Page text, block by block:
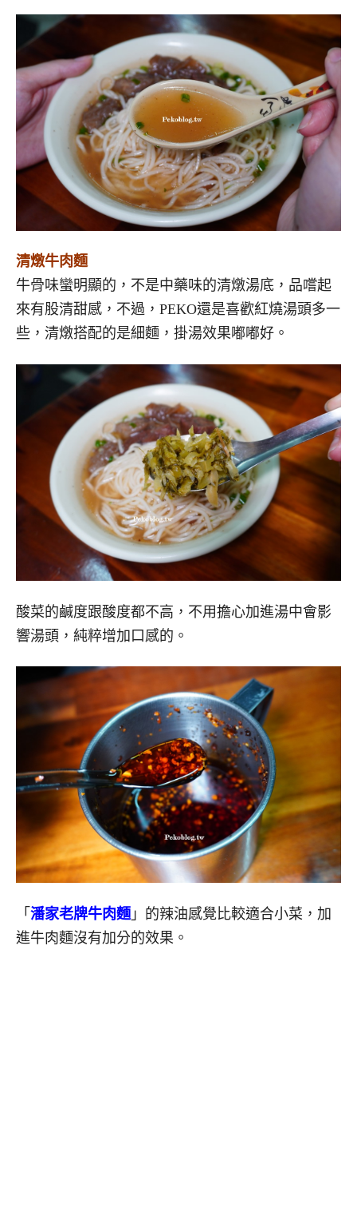
清燉牛肉麵
牛骨味蠻明顯的，不是中藥味的清燉湯底，品嚐起
來有股清甜感，不過，PEKO還是喜歡紅燒湯頭多一
些，清燉搭配的是細麵，掛湯效果嘟嘟好。
酸菜的鹹度跟酸度都不高，不用擔心加進湯中會影
響湯頭，純粹增加口感的。
「 潘家老牌牛肉麵」的辣油感覺比較適合小菜，加
進牛肉麵沒有加分的效果。